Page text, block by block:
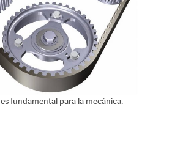
fundamental para la mecánica.